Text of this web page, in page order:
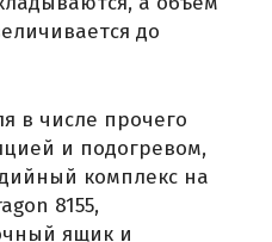
до
в числе прочего
и подогревом,
комплекс на
8155,
ящик и